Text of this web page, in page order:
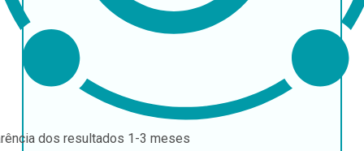
dos resultados 1-3 meses